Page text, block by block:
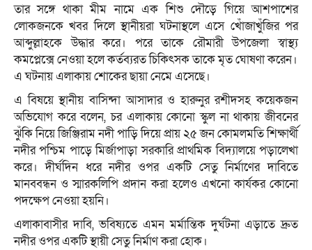
তার সঙ্গে থাকা মীম নামে এক শিশু দৌড়ে গিয়ে আশপাশের
লোকজনকে খবর দিলে স্থানীয়রা ঘটনাস্থলে এসে খোঁজাখুঁজির পর
আব্দুল্লাহকে উদ্ধার করে। পরে তাকে রৌমারী উপজেলা স্বাস্থ্য
কমপ্লেক্সে নেওয়া হলে কর্তব্যরত চিকিৎসক তাকে মৃত ঘোষণা করেন।
এ ঘটনায় এলাকায় শোকের ছায়া নেমে এসেছে।
এ বিষয়ে স্থানীয় বাসিন্দা আসাদার ও হারুনুর রশীদসহ কয়েকজন
অভিযোগ করে বলেন, চর এলাকায় কোনো স্কুল না থাকায় জীবনের
ঝুঁকি নিয়ে জিঞ্জিরাম নদী পাড়ি দিয়ে প্রায় ২৫ জন কোমলমতি শিক্ষার্থী
নদীর পশ্চিম পাড়ে মির্জাপাড়া সরকারি প্রাথমিক বিদ্যালয়ে পড়ালেখা
করে। দীর্ঘদিন ধরে নদীর ওপর একটি সেতু নির্মাণের দাবিতে
মানববন্ধন ও স্মারকলিপি প্রদান করা হলেও এখনো কার্যকর কোনো
পদক্ষেপ নেওয়া হয়নি।
এলাকাবাসীর দাবি, ভবিষ্যতে এমন মর্মান্তিক দুর্ঘটনা এড়াতে দ্রুত
নদীর ওপর একটি স্থায়ী সেতু নির্মাণ করা হোক।